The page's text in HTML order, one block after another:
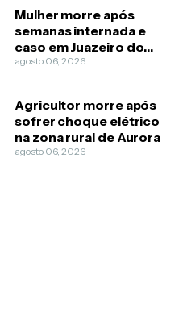
Mulher morre após
semanas internada e
caso em Juazeiro do
Norte passa a ser
agosto 06, 2026
Agricultor morre após
sofrer choque elétrico
na zona rural de Aurora
agosto 06, 2026